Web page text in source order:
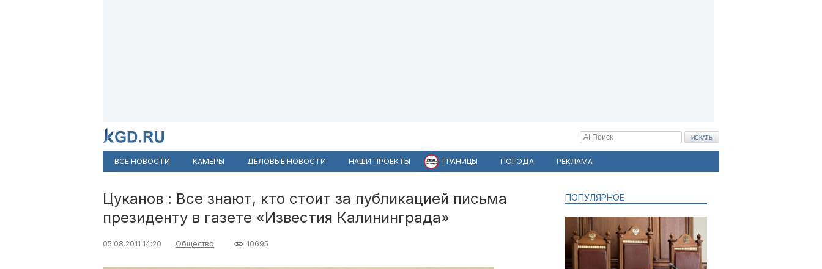
ВСЕ НОВОСТИ КАМЕРЫ ДЕЛОВЫЕ НОВОСТИ НАШИ ПРОЕКТЫ ГРАНИЦЫ ПОГОДА РЕКЛАМА
Цуканов : Все знают, кто стоит за публикацией письма
президенту в газете «Известия Калининграда»
05.08.2011 14:20 Общество 10695
ПОПУЛЯРНОЕ